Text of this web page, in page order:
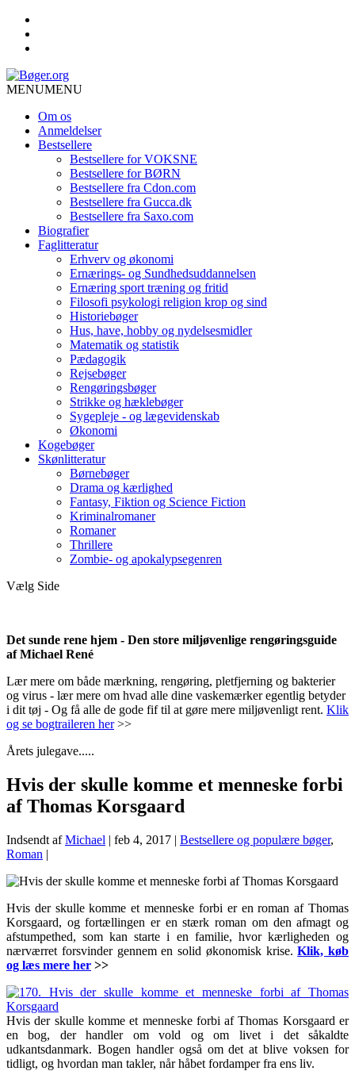
MENUMENU
Om os
Anmeldelser
Bestsellere
Bestsellere for VOKSNE
Bestsellere for BØRN
Bestsellere fra Cdon.com
Bestsellere fra Gucca.dk
Bestsellere fra Saxo.com
Biografier
Faglitteratur
Erhverv og økonomi
Ernærings- og Sundhedsuddannelsen
Ernæring sport træning og fritid
Filosofi psykologi religion krop og sind
Historiebøger
Hus, have, hobby og nydelsesmidler
Matematik og statistik
Pædagogik
Rejsebøger
Rengøringsbøger
Strikke og hæklebøger
Sygepleje - og lægevidenskab
Økonomi
Kogebøger
Skønlitteratur
Børnebøger
Drama og kærlighed
Fantasy, Fiktion og Science Fiction
Kriminalromaner
Romaner
Thrillere
Zombie- og apokalypsegenren
Vælg Side
Det sunde rene hjem - Den store miljøvenlige rengøringsguide
af Michael René
Lær mere om både mærkning, rengøring, pletfjerning og bakterier
og virus - lær mere om hvad alle dine vaskemærker egentlig betyder
i dit tøj - Og få alle de gode fif til at gøre mere miljøvenligt rent. Klik
og se bogtraileren her>>
Årets julegave.....
Hvis der skulle komme et menneske forbi
af Thomas Korsgaard
Indsendt afMichael | feb 4, 2017 | Bestsellere og populære bøger,
Roman |
Hvis der skulle komme et menneske forbi er en roman af Thomas
Korsgaard, og fortællingen er en stærk roman om den afmagt og
afstumpethed, som kan starte i en familie, hvor kærligheden og
nærværret forsvinder gennem en solid økonomisk krise.Klik, køb
og læs mere her >>
Hvis der skulle komme et menneske forbi afThomas Korsgaard er
en bog, der handler om vold og om livet i det såkaldte
udkantsdanmark. Bogen handler også om det at blive voksen for
tidligt, og hvordan man takler, når håbet fordamper fra ens liv.